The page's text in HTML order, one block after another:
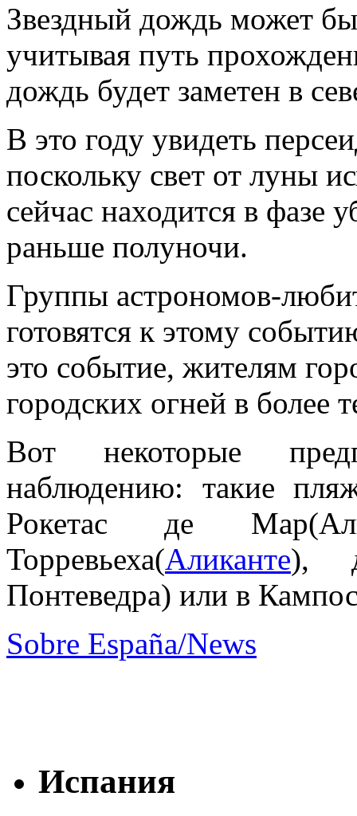
Звездный дождь может
учитывая путь
дождь будет заметен в
В это году увидеть
поскольку свет от луны
сейчас находится в фазе
раньше полуночи.
Группы астрономов-
готовятся к этому
это событие, жителям
городских огней в более
Вот некоторые
наблюдению: такие
Рокетас де
Торревьеха(Аликанте),
Понтеведра) или в
Sobre España/News
Испания